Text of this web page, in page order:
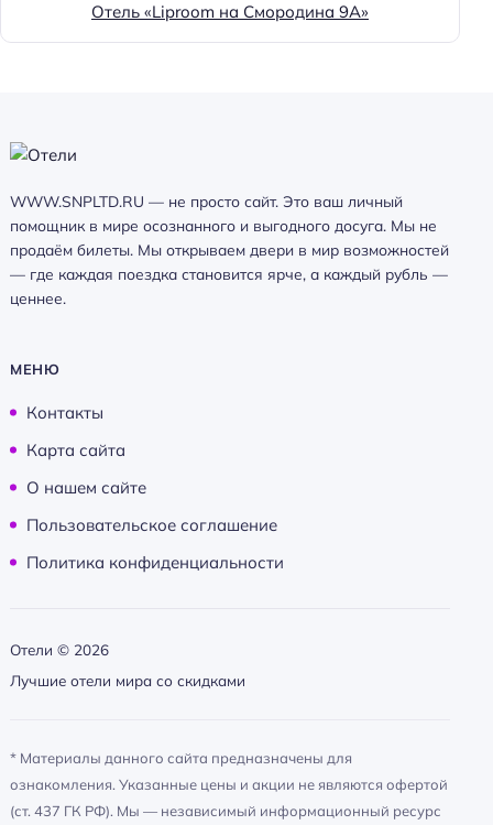
Отель «Liproom на Смородина 9А»
WWW.SNPLTD.RU — не просто сайт. Это ваш личный
помощник в мире осознанного и выгодного досуга. Мы не
продаём билеты. Мы открываем двери в мир возможностей
— где каждая поездка становится ярче, а каждый рубль —
ценнее.
МЕНЮ
Контакты
Карта сайта
О нашем сайте
Пользовательское соглашение
Политика конфиденциальности
Отели © 2026
Лучшие отели мира со скидками
* Материалы данного сайта предназначены для
ознакомления. Указанные цены и акции не являются офертой
(ст. 437 ГК РФ). Мы — независимый информационный ресурс